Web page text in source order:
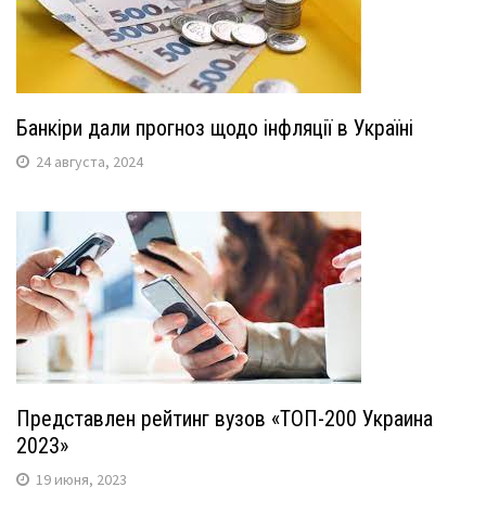
Банкіри дали прогноз щодо інфляції в Україні
24 августа, 2024
Представлен рейтинг вузов «ТОП-200 Украина
2023»
19 июня, 2023